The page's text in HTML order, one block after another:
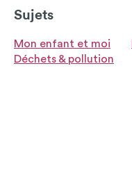
Sujets
Mon enfant et moi
Déchets & pollution